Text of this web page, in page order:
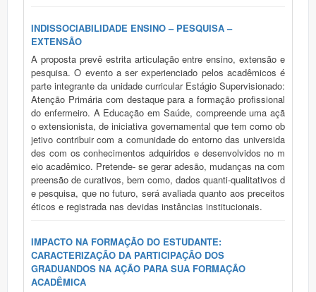
INDISSOCIABILIDADE ENSINO – PESQUISA –
EXTENSÃO
A proposta prevê estrita articulação entre ensino, extensão e
pesquisa. O evento a ser experienciado pelos acadêmicos é
parte integrante da unidade curricular Estágio Supervisionado:
Atenção Primária com destaque para a formação profissional
do enfermeiro. A Educação em Saúde, compreende uma açã
o extensionista, de iniciativa governamental que tem como ob
jetivo contribuir com a comunidade do entorno das universida
des com os conhecimentos adquiridos e desenvolvidos no m
eio acadêmico. Pretende- se gerar adesão, mudanças na com
preensão de curativos, bem como, dados quanti-qualitativos d
e pesquisa, que no futuro, será avaliada quanto aos preceitos
éticos e registrada nas devidas instâncias institucionais.
IMPACTO NA FORMAÇÃO DO ESTUDANTE:
CARACTERIZAÇÃO DA PARTICIPAÇÃO DOS
GRADUANDOS NA AÇÃO PARA SUA FORMAÇÃO
ACADÊMICA